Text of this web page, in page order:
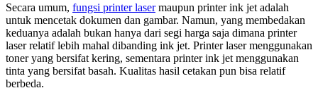
Secara umum, fungsi printer lasermaupun printer ink jet adalah
untuk mencetak dokumen dan gambar. Namun, yang membedakan
keduanya adalah bukan hanya dari segi harga saja dimana printer
laser relatif lebih mahal dibanding ink jet. Printer laser menggunakan
toner yang bersifat kering, sementara printer ink jet menggunakan
tinta yang bersifat basah. Kualitas hasil cetakan pun bisa relatif
berbeda.